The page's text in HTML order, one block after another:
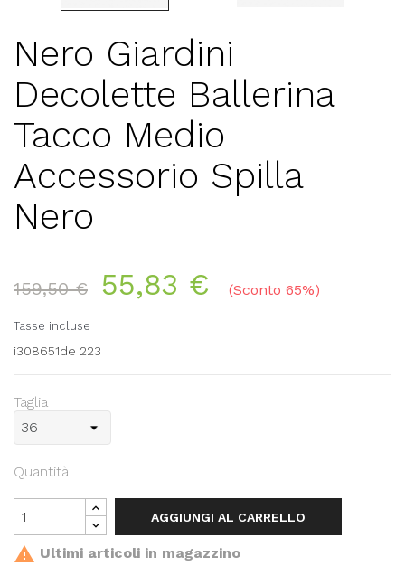
Nero Giardini
Decolette Ballerina
Tacco Medio
Accessorio Spilla
Nero
159,50 € 55,83 € Sconto 65%
Tasse incluse
i308651de 223
Taglia
Quantità
AGGIUNGI AL CARRELLO
 Ultimi articoli in magazzino